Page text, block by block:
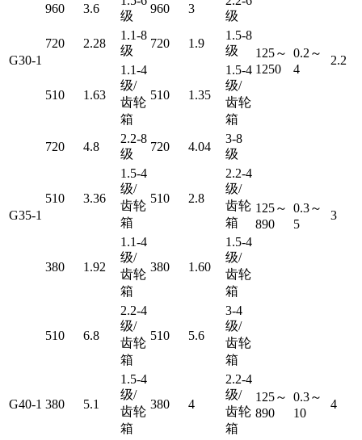
G30-1
960 3.6
级
960 3
级
125～
1250
0.2～
4
2.2
720 2.28
1.1-8
级
720 1.9
1.5-8
级
510 1.63
1.1-4
级/
齿轮
箱
510 1.35
1.5-4
级/
齿轮
箱
G35-1
720 4.8
2.2-8
级
720 4.04
3-8
级
125～
890
0.3～
5
3
510 3.36
1.5-4
级/
齿轮
箱
510 2.8
2.2-4
级/
齿轮
箱
380 1.92
1.1-4
级/
齿轮
箱
380 1.60
1.5-4
级/
齿轮
箱
G40-1
510 6.8
2.2-4
级/
齿轮
箱
510 5.6
3-4
级/
齿轮
箱
125～
890
0.3～
10
4
380 5.1
1.5-4
级/
齿轮
箱
380 4
2.2-4
级/
齿轮
箱